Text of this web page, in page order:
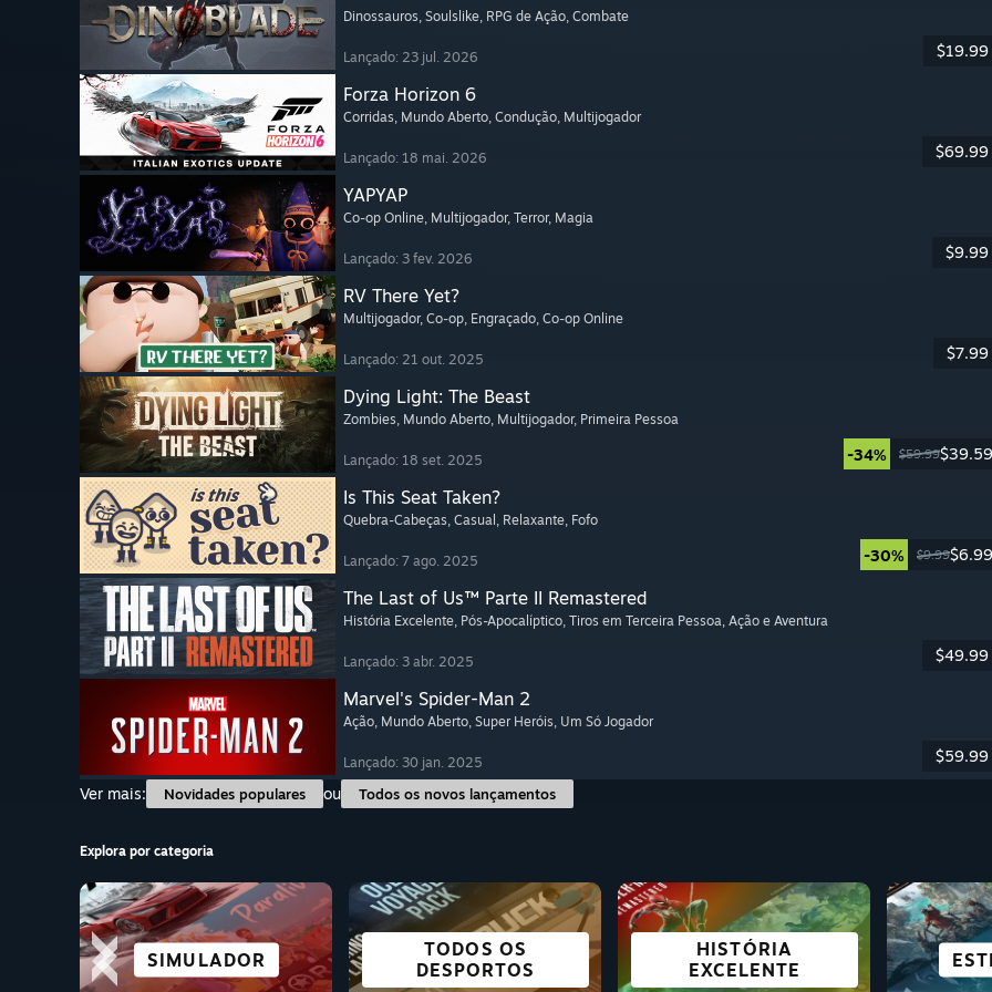
Dinossauros, Soulslike, RPG de Ação, Combate
Lançado: 23 jul. 2026 $19.99
Forza Horizon 6
Corridas, Mundo Aberto, Condução, Multijogador
Lançado: 18 mai. 2026 $69.99
YAPYAP
Co-op Online, Multijogador, Terror, Magia
Lançado: 3 fev. 2026 $9.99
RV There Yet?
Multijogador, Co-op, Engraçado, Co-op Online
Lançado: 21 out. 2025 $7.99
Dying Light: The Beast
Zombies, Mundo Aberto, Multijogador, Primeira Pessoa
Lançado: 18 set. 2025 -34% $59.99$39.59
Is This Seat Taken?
Quebra-Cabeças, Casual , Relaxante, Fofo
Lançado: 7 ago. 2025 -30% $9.99$6.99
The Last of Us™ Parte II Remastered
História Excelente, Pós-Apocalíptico, Tiros em Terceira Pessoa, Ação e Aventura
Lançado: 3 abr. 2025 $49.99
Marvel's Spider-Man 2
Ação, Mundo Aberto, Super Heróis, Um Só Jogador
Lançado: 30 jan. 2025
$59.99
Ver mais:
Novidades populares ou Todos os novos lançamentos
Explora por categoria
SIMULADOR
TODOS OS
DESPORTOS
HISTÓRIA
EXCELENTE
COOPERATIVO ANIME RPG
QUEBRA-CABEÇAS ROMANCE VISUAL SOBREVIVÊNCIA
CIDADES E
COLONIZAÇÃO
JOGOS DE R.V. AVENTURA